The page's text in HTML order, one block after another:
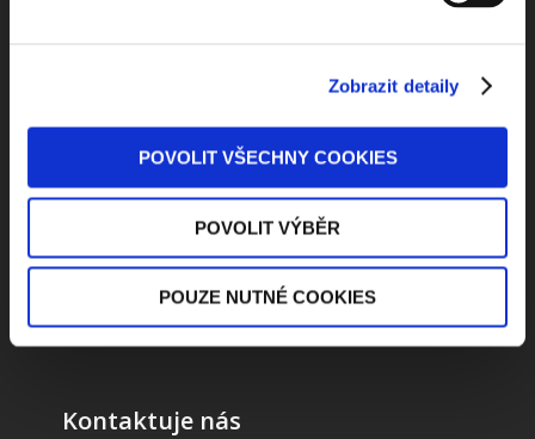
Zobrazit detaily
POVOLIT VŠECHNY COOKIES
POVOLIT VÝBĚR
POUZE NUTNÉ COOKIES
zpracování osobních údajů
ODEBÍRAT NEWSLETTER
Kontaktuje nás